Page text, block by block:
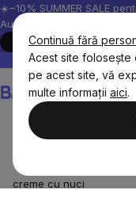
Continuă fără
Acest site folosește
pe acest site, vă
multe informații aici.
Treci
la
conținut
☀️−10% SUMMER SALE
August, 2026.
Peste 200.000 de
creme cu nuci